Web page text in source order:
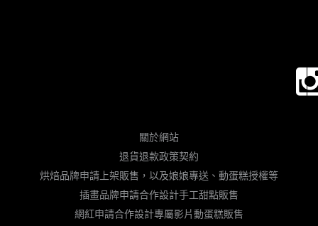
關於網站
退貨退款政策契約
烘焙品牌申請上架販售，以及娘娘專送、動蛋糕授權等
插畫品牌申請合作設計手工甜點販售
網紅申請合作設計專屬影片動蛋糕販售